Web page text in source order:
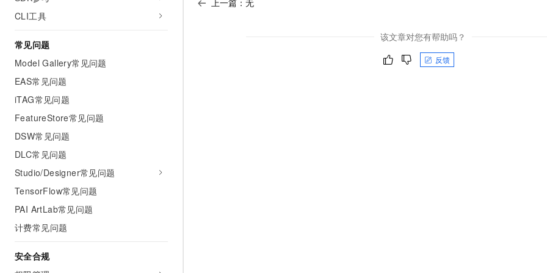
CLI工具
常见问题
Model Gallery常见问题
EAS常见问题
iTAG常见问题
FeatureStore常见问题
DSW常见问题
DLC常见问题
Studio/Designer常见问题
TensorFlow常见问题
PAI ArtLab常见问题
计费常见问题
安全合规
该文章对您有帮助吗？
反馈